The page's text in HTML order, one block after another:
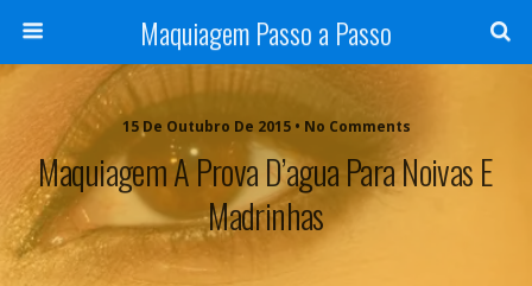
Maquiagem Passo a Passo
15 De Outubro De 2015 • No Comments
Maquiagem A Prova D’agua Para Noivas E
Madrinhas